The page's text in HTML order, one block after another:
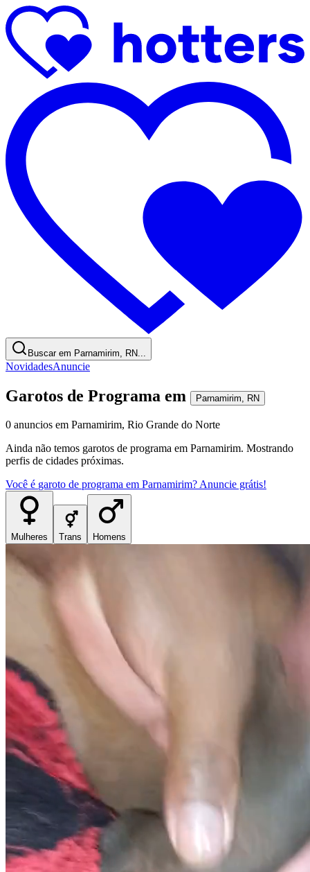
Buscar em Parnamirim, RN...
NovidadesAnuncie
Garotos de Programa em Parnamirim RN
0 anuncios em Parnamirim, Rio Grande do Norte
Ainda não temos garotos de programa em Parnamirim. Mostrando
perfis de cidades próximas.
Você é garoto de programa em Parnamirim? Anuncie grátis!
Mulheres Trans Homens